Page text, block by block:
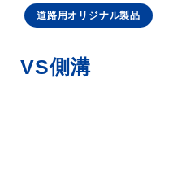
道路用オリジナル製品
VS側溝